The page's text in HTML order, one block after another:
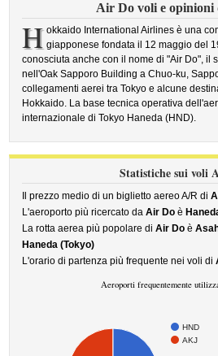
Air Do voli e opinioni
H okkaido International Airlines è una
giapponese fondata il 12 maggio del
conosciuta anche con il nome di "Air Do", il
nell'Oak Sapporo Building a Chuo-ku,
collegamenti aerei tra Tokyo e alcune
Hokkaido. La base tecnica operativa
internazionale di Tokyo Haneda (HND).
Statistiche sui voli
Il prezzo medio di un biglietto aereo A/R di
L'aeroporto più ricercato daAir Do è
La rotta aerea più popolare diAir Do è
Haneda (Tokyo)
L'orario di partenza più frequente nei voli di
Aeroporti frequentemente
HND
AKJ